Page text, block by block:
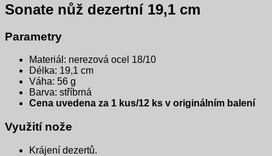
Sonate nůž dezertní 19,1 cm
Parametry
Materiál: nerezová ocel 18/10
Délka: 19,1 cm
Váha: 56 g
Barva: stříbrná
Cena uvedena za 1 kus/12 ks v originálním balení
Využití nože
Krájení dezertů.